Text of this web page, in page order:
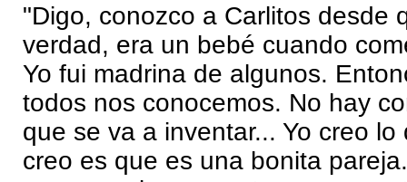
"Digo, conozco a Carlitos desde
verdad, era un bebé cuando
Yo fui madrina de algunos.
todos nos conocemos. No hay
que se va a inventar... Yo creo
creo es que es una bonita